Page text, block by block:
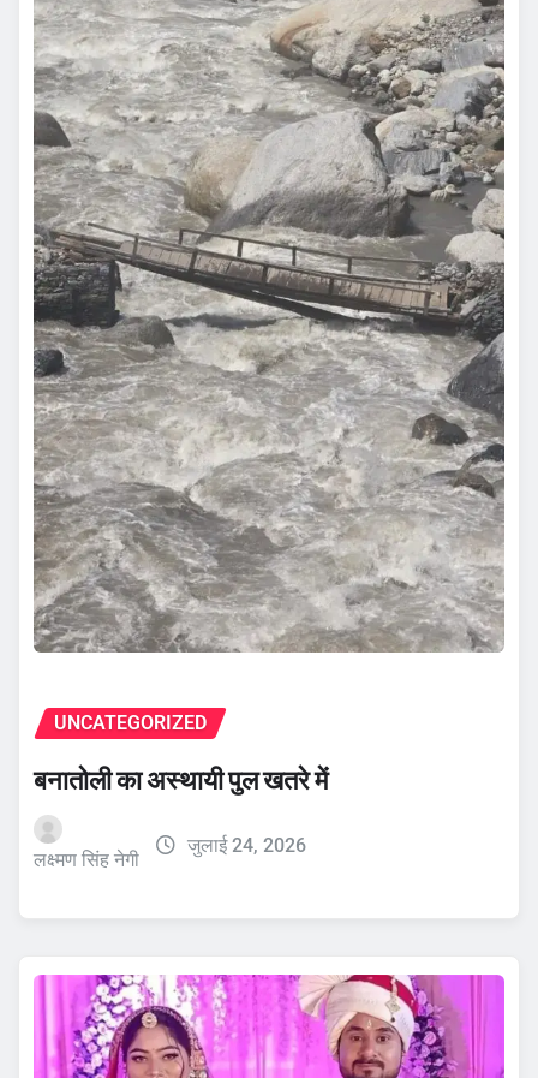
UNCATEGORIZED
बनातोली का अस्थायी पुल खतरे में
लक्ष्मण सिंह नेगी
जुलाई 24, 2026